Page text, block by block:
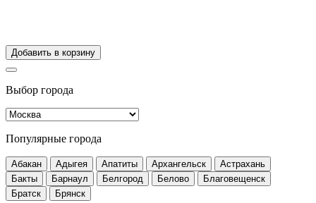
Добавить в корзину
Выбор города
Популярные города
Абакан Адыгея Апатиты Архангельск
Астрахань
Бакты
Барнаул Белгород Белово
Благовещенск
Братск
Брянск